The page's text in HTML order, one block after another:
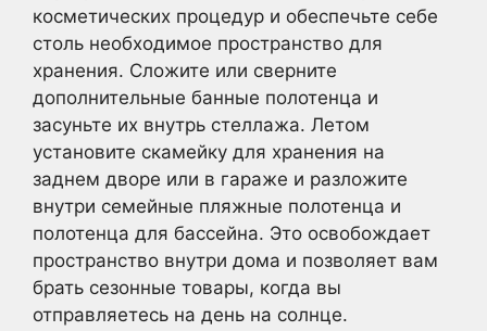
косметических процедур и обеспечьте себе
столь необходимое пространство для
хранения. Сложите или сверните
дополнительные банные полотенца и
засуньте их внутрь стеллажа. Летом
установите скамейку для хранения на
заднем дворе или в гараже и разложите
внутри семейные пляжные полотенца и
полотенца для бассейна. Это освобождает
пространство внутри дома и позволяет вам
брать сезонные товары, когда вы
отправляетесь на день на солнце.